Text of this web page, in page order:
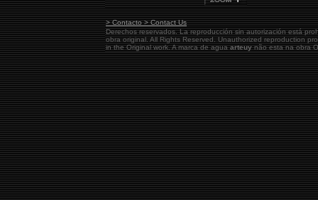
> Contacto > Contact Us
Derechos reservados. La reproducción sin autorización está
obra original.All Rights Reserved. Unauthorized reproduction
in the Original work. A marca de aguaarteuynão esta na obra